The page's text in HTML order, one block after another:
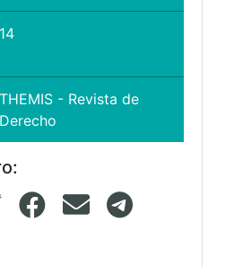
14
THEMIS - Revista de
Derecho